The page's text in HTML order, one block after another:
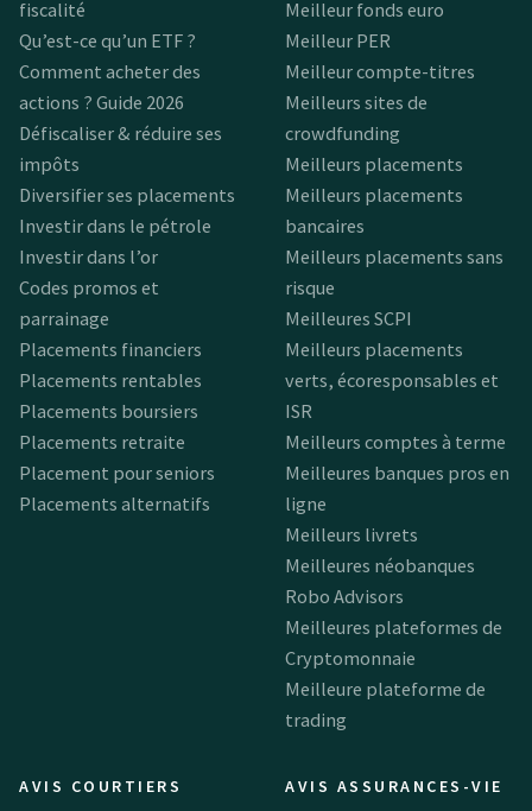
fiscalité
Qu’est-ce qu’un ETF ?
Comment acheter des
actions ? Guide 2026
Défiscaliser & réduire ses
impôts
Diversifier ses placements
Investir dans le pétrole
Investir dans l’or
Codes promos et
parrainage
Placements financiers
Placements rentables
Placements boursiers
Placements retraite
Placement pour seniors
Placements alternatifs
Meilleur fonds euro
Meilleur PER
Meilleur compte-titres
Meilleurs sites de
crowdfunding
Meilleurs placements
Meilleurs placements
bancaires
Meilleurs placements sans
risque
Meilleures SCPI
Meilleurs placements
verts, écoresponsables et
ISR
Meilleurs comptes à terme
Meilleures banques pros en
ligne
Meilleurs livrets
Meilleures néobanques
Robo Advisors
Meilleures plateformes de
Cryptomonnaie
Meilleure plateforme de
trading
AVIS COURTIERS AVIS ASSURANCES-VIE